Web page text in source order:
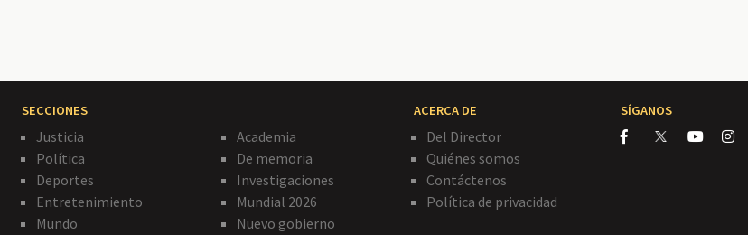
SECCIONES
Justicia
Política
Deportes
Entretenimiento
Mundo
Academia
De memoria
Investigaciones
Mundial 2026
Nuevo gobierno
ACERCA DE
Del Director
Quiénes somos
Contáctenos
Política de privacidad
SÍGANOS